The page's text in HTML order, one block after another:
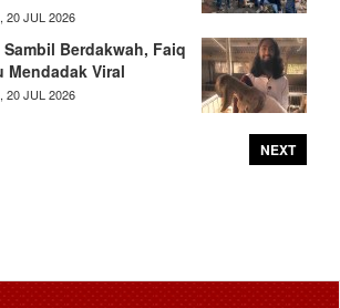
20 JUL 2026
Berdakwah, Faiq
Mendadak Viral
20 JUL 2026
NEXT